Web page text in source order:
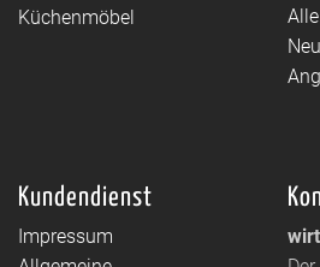
Küchenmöbel
Kundendienst
Impressum